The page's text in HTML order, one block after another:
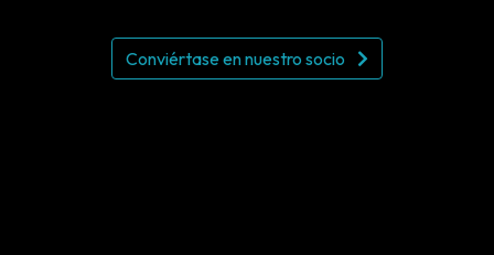
Conviértase en nuestro socio